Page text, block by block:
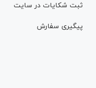
ثبت شکایات در سایت
پیگیری سفارش